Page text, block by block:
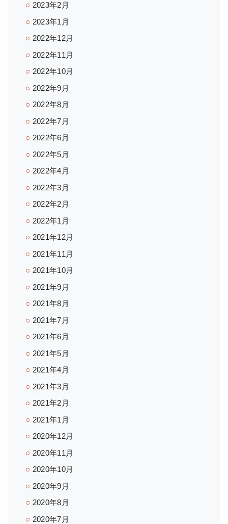
2023年2月
2023年1月
2022年12月
2022年11月
2022年10月
2022年9月
2022年8月
2022年7月
2022年6月
2022年5月
2022年4月
2022年3月
2022年2月
2022年1月
2021年12月
2021年11月
2021年10月
2021年9月
2021年8月
2021年7月
2021年6月
2021年5月
2021年4月
2021年3月
2021年2月
2021年1月
2020年12月
2020年11月
2020年10月
2020年9月
2020年8月
2020年7月